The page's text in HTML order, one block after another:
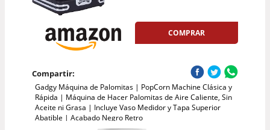
COMPRAR
Compartir:
Gadgy Máquina de Palomitas | PopCorn Machine Clásica y
Rápida | Máquina de Hacer Palomitas de Aire Caliente, Sin
Aceite ni Grasa | Incluye Vaso Medidor y Tapa Superior
Abatible | Acabado Negro Retro